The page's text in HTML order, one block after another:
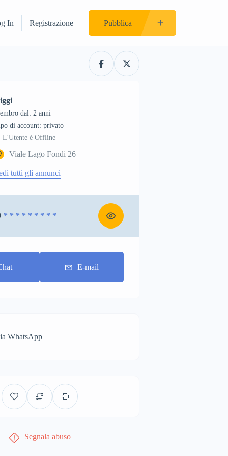
In Registrazione Pubblica
dal: 2 anni
di account: privato
L'Utente è Offline
Viale Lago Fondi 26
tutti gli annunci
* * * * * * * * *
E-mail
WhatsApp
Segnala abuso